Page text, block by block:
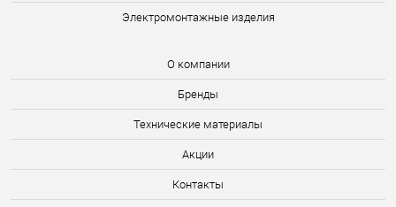
Электромонтажные изделия
О компании
Бренды
Технические материалы
Акции
Контакты